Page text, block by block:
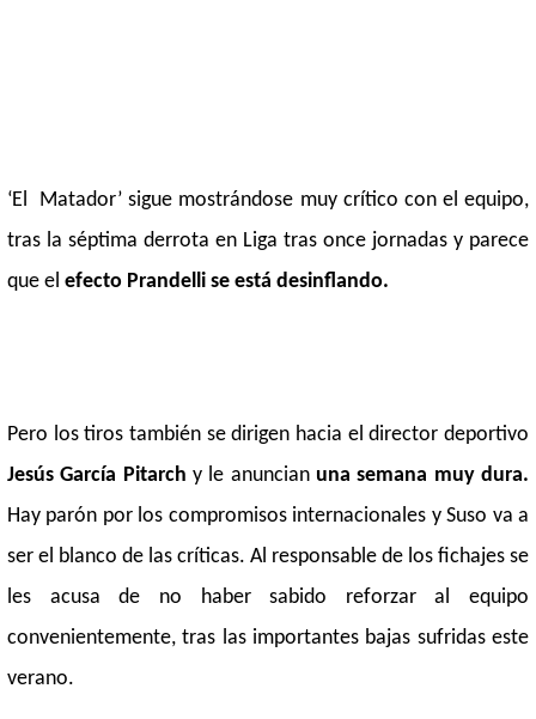
‘El Matador’ sigue mostrándose muy crítico con el equipo,
tras la séptima derrota en Liga tras once jornadas y parece
que el efecto Prandelli se está desinflando.
Pero los tiros también se dirigen hacia el director deportivo
Jesús García Pitarch y le anuncian una semana muy dura.
Hay parón por los compromisos internacionales y Suso va a
ser el blanco de las críticas. Al responsable de los fichajes se
les acusa de no haber sabido reforzar al equipo
convenientemente, tras las importantes bajas sufridas este
verano.